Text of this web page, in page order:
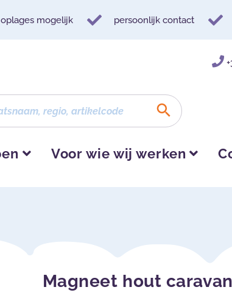
mogelijk persoonlijk contact
Voor wie wij werken
Magneet hout